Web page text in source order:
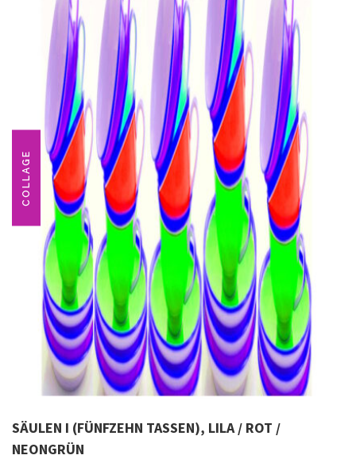
COLLAGE
SÄULEN I (FÜNFZEHN TASSEN), LILA / ROT /
NEONGRÜN